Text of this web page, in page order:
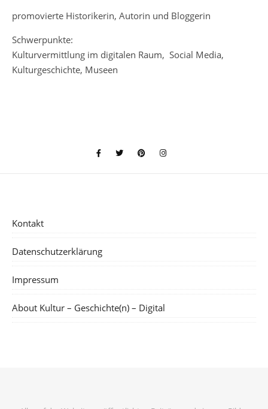
promovierte Historikerin, Autorin und Bloggerin
Schwerpunkte:
Kulturvermittlung im digitalen Raum, Social Media,
Kulturgeschichte, Museen
Kontakt
Datenschutzerklärung
Impressum
About Kultur – Geschichte(n) – Digital